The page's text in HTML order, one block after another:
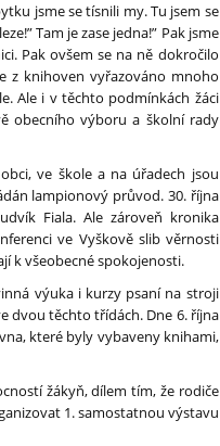
jsme se tísnili my. Tu jsem se
Tam je zase jedna!” Pak jsme
Pak ovšem se na ně dokročilo
z knihoven vyřazováno mnoho
Ale i v těchto podmínkách žáci
obecního výboru a školní rady
ve škole a na úřadech jsou
lampionový průvod. 30. října
Fiala. Ale zároveň kronika
ve Vyškově slib věrnosti
k všeobecné spokojenosti.
výuka i kurzy psaní na stroji
dvou těchto třídách. Dne 6. října
které byly vybaveny knihami,
žákyň, dílem tím, že rodiče
1. samostatnou výstavu